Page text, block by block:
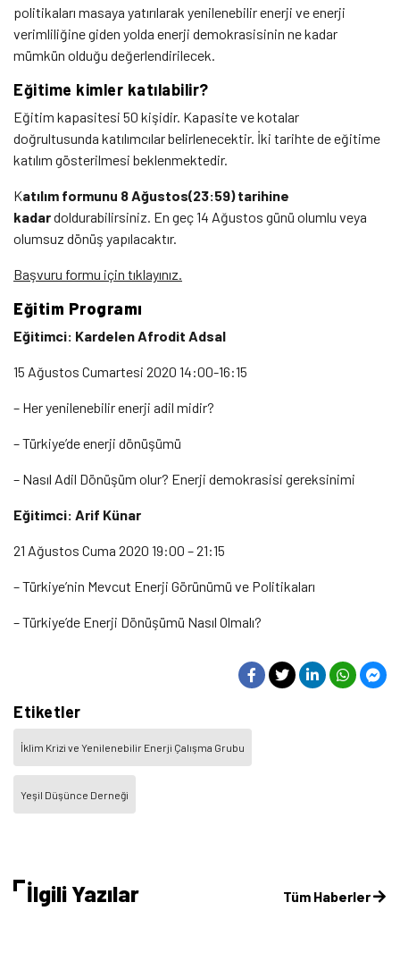
politikaları masaya yatırılarak yenilenebilir enerji ve enerji
verimliliğine giden yolda enerji demokrasisinin ne kadar
mümkün olduğu değerlendirilecek.
Eğitime kimler katılabilir?
Eğitim kapasitesi 50 kişidir. Kapasite ve kotalar
doğrultusunda katılımcılar belirlenecektir. İki tarihte de eğitime
katılım gösterilmesi beklenmektedir.
Katılım formunu 8 Ağustos(23:59) tarihine
kadardoldurabilirsiniz. En geç 14 Ağustos günü olumlu veya
olumsuz dönüş yapılacaktır.
Başvuru formu için tıklayınız.
Eğitim Programı
Eğitimci: Kardelen Afrodit Adsal
15 Ağustos Cumartesi 2020 14:00-16:15
– Her yenilenebilir enerji adil midir?
– Türkiye’de enerji dönüşümü
– Nasıl Adil Dönüşüm olur? Enerji demokrasisi gereksinimi
Eğitimci: Arif Künar
21 Ağustos Cuma 2020 19:00 – 21:15
– Türkiye’nin Mevcut Enerji Görünümü ve Politikaları
– Türkiye’de Enerji Dönüşümü Nasıl Olmalı?
Etiketler
İklim Krizi ve Yenilenebilir Enerji Çalışma Grubu
Yeşil Düşünce Derneği
İlgili Yazılar Tüm Haberler